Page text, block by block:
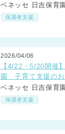
ベネッセ 日吉保育園
保護者支援
2026/04/06
【4/22・5/20開催
園 子育て支援のお
ベネッセ 日吉保育園
保護者支援